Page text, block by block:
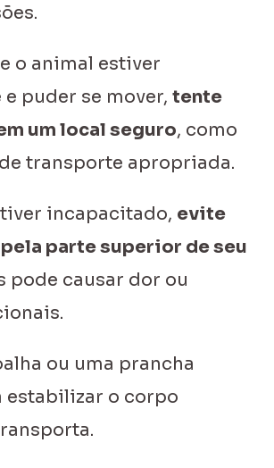
o animal estiver
puder se mover, tente
um local seguro, como
transporte apropriada.
incapacitado, evite
parte superior de seu
pode causar dor ou
ou uma prancha
estabilizar o corpo